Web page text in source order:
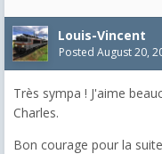
Louis-Vincent
Posted August 20,
Très sympa ! J'aime
Charles.
Bon courage pour la